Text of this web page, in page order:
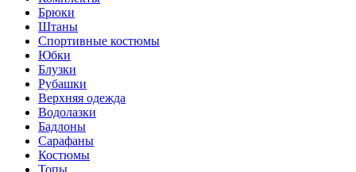
Брюки
Штаны
Спортивные костюмы
Юбки
Блузки
Рубашки
Верхняя одежда
Водолазки
Бадлоны
Сарафаны
Костюмы
Топы